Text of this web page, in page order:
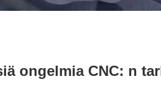
ongelmia CNC: n